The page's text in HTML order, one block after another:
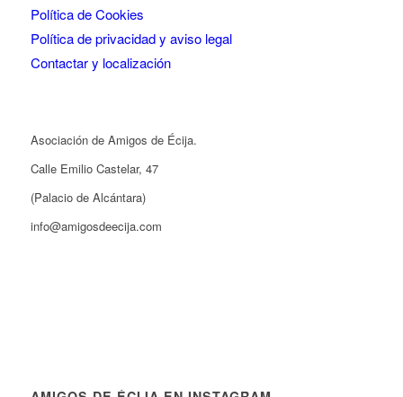
Política de Cookies
Política de privacidad y aviso legal
Contactar y localización
Asociación de Amigos de Écija.
Calle Emilio Castelar, 47
(Palacio de Alcántara)
info@amigosdeecija.com